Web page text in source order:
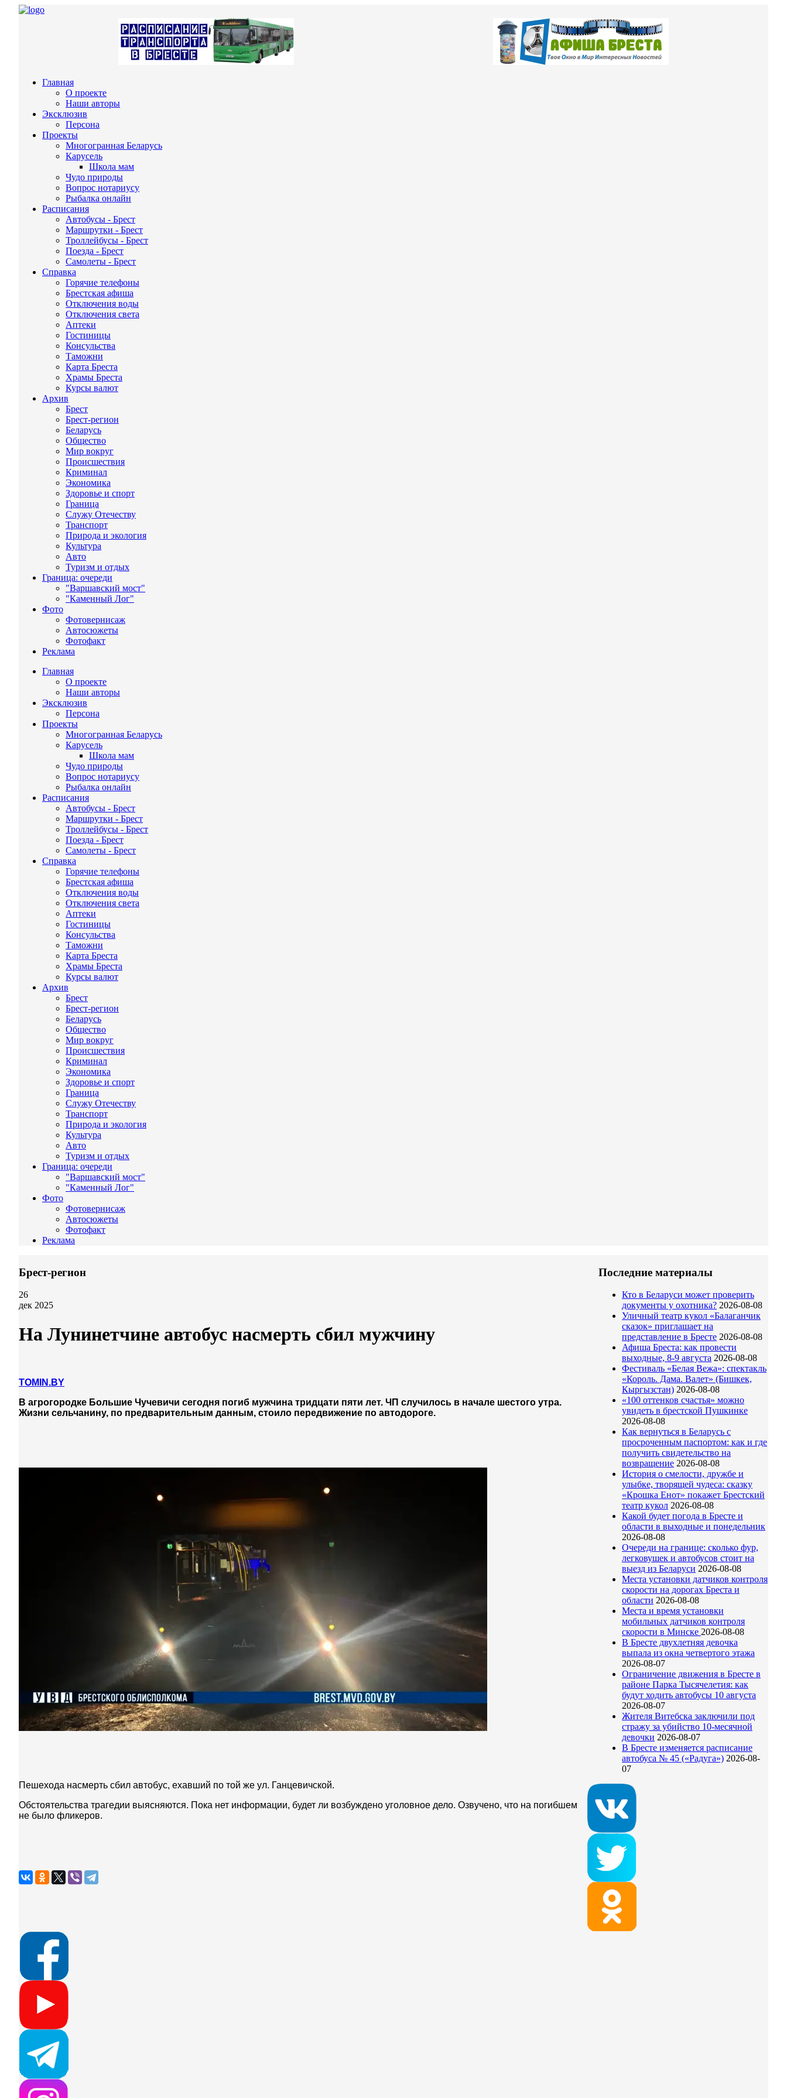
Главная
О проекте
Наши авторы
Эксклюзив
Персона
Проекты
Многогранная Беларусь
Карусель
Школа мам
Чудо природы
Вопрос нотариусу
Рыбалка онлайн
Расписания
Автобусы - Брест
Маршрутки - Брест
Троллейбусы - Брест
Поезда - Брест
Самолеты - Брест
Справка
Горячие телефоны
Брестская афиша
Отключения воды
Отключения света
Аптеки
Гостиницы
Консульства
Таможни
Карта Бреста
Храмы Бреста
Курсы валют
Архив
Брест
Брест-регион
Беларусь
Общество
Мир вокруг
Происшествия
Криминал
Экономика
Здоровье и спорт
Граница
Служу Отечеству
Транспорт
Природа и экология
Культура
Авто
Туризм и отдых
Граница: очереди
"Варшавский мост"
"Каменный Лог"
Фото
Фотовернисаж
Автосюжеты
Фотофакт
Реклама
Главная
О проекте
Наши авторы
Эксклюзив
Персона
Проекты
Многогранная Беларусь
Карусель
Школа мам
Чудо природы
Вопрос нотариусу
Рыбалка онлайн
Расписания
Автобусы - Брест
Маршрутки - Брест
Троллейбусы - Брест
Поезда - Брест
Самолеты - Брест
Справка
Горячие телефоны
Брестская афиша
Отключения воды
Отключения света
Аптеки
Гостиницы
Консульства
Таможни
Карта Бреста
Храмы Бреста
Курсы валют
Архив
Брест
Брест-регион
Беларусь
Общество
Мир вокруг
Происшествия
Криминал
Экономика
Здоровье и спорт
Граница
Служу Отечеству
Транспорт
Природа и экология
Культура
Авто
Туризм и отдых
Граница: очереди
"Варшавский мост"
"Каменный Лог"
Фото
Фотовернисаж
Автосюжеты
Фотофакт
Реклама
Брест-регион
26
дек 2025
На Лунинетчине автобус насмерть сбил мужчину
TOMIN.BY
В агрогородке Большие Чучевичи сегодня погиб мужчина тридцати пяти лет. ЧП случилось в начале шестого утра.
Жизни сельчанину, по предварительным данным, стоило передвижение по автодороге.
Пешехода насмерть сбил автобус, ехавший по той же ул. Ганцевичской.
Обстоятельства трагедии выясняются. Пока нет информации, будет ли возбуждено уголовное дело. Озвучено, что на погибшем
не было фликеров.
Последние материалы
Кто в Беларуси может проверить
документы у охотника? 2026-08-08
Уличный театр кукол «Балаганчик
сказок» приглашает на
представление в Бресте 2026-08-08
Афиша Бреста: как провести
выходные, 8-9 августа 2026-08-08
Фестиваль «Белая Вежа»: спектакль
«Король. Дама. Валет» (Бишкек,
Кыргызстан) 2026-08-08
«100 оттенков счастья» можно
увидеть в брестской Пушкинке
2026-08-08
Как вернуться в Беларусь с
просроченным паспортом: как и где
получить свидетельство на
возвращение 2026-08-08
История о смелости, дружбе и
улыбке, творящей чудеса: сказку
«Крошка Енот» покажет Брестский
театр кукол 2026-08-08
Какой будет погода в Бресте и
области в выходные и понедельник
2026-08-08
Очереди на границе: сколько фур,
легковушек и автобусов стоит на
выезд из Беларуси 2026-08-08
Места установки датчиков контроля
скорости на дорогах Бреста и
области 2026-08-08
Места и время установки
мобильных датчиков контроля
скорости в Минске 2026-08-08
В Бресте двухлетняя девочка
выпала из окна четвертого этажа
2026-08-07
Ограничение движения в Бресте в
районе Парка Тысячелетия: как
будут ходить автобусы 10 августа
2026-08-07
Жителя Витебска заключили под
стражу за убийство 10-месячной
девочки 2026-08-07
В Бресте изменяется расписание
автобуса № 45 («Радуга») 2026-08-
07